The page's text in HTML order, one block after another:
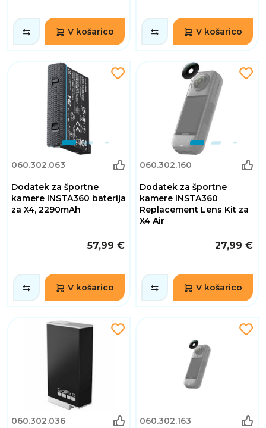
V košarico V košarico
060.302.063
Dodatek za športne
kamere INSTA360 baterija
za X4, 2290mAh
57,99 €
V košarico
060.302.160
Dodatek za športne
kamere INSTA360
Replacement Lens Kit za
X4 Air
27,99 €
V košarico
060.302.036 060.302.163